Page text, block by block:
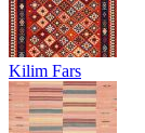
Kilim Fars